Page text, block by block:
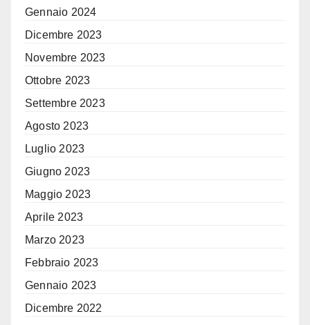
Gennaio 2024
Dicembre 2023
Novembre 2023
Ottobre 2023
Settembre 2023
Agosto 2023
Luglio 2023
Giugno 2023
Maggio 2023
Aprile 2023
Marzo 2023
Febbraio 2023
Gennaio 2023
Dicembre 2022